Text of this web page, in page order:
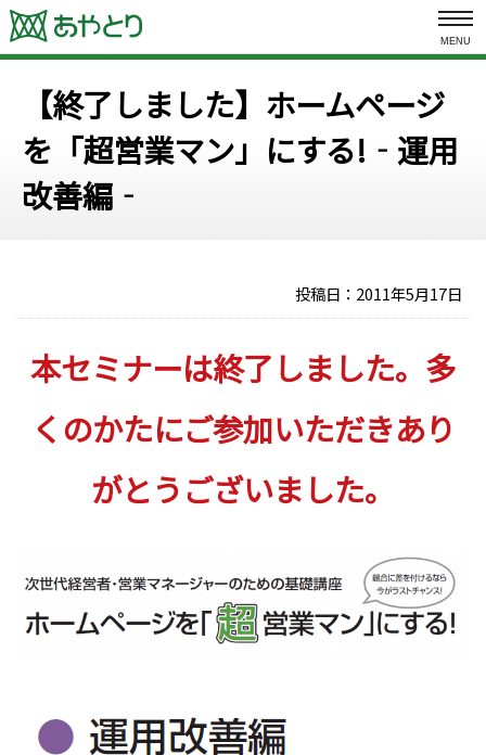
MENU
【終了しました】ホームページ
を「超営業マン」にする!‐運用
改善編‐
投稿日： 2011年5月17日
本セミナーは終了しました。多
くのかたにご参加いただきあり
がとうございました。